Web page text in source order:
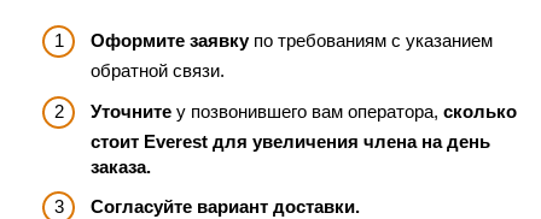
Оформите заявкупо требованиям с указанием
обратной связи.
Уточните у позвонившего вам оператора, сколько
стоит Everest для увеличения члена на день
заказа.
Согласуйте вариант доставки.